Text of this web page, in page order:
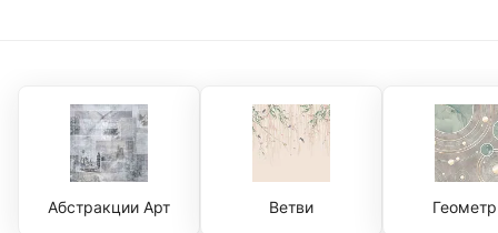
Абстракции Арт Ветви